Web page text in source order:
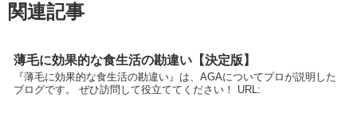
関連記事
薄毛に効果的な食生活の勘違い【決定版】
『薄毛に効果的な食生活の勘違い』は、AGAについてプロが説明した
ブログです。 ぜひ訪問して役立ててください！ URL: